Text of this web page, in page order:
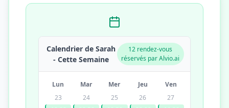
Calendrier de Sarah
- Cette Semaine
12 rendez-vous
réservés par Alvio.ai
Lun Mar Mer Jeu
Ven
23
24
25
26
27